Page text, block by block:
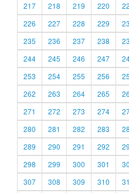
217
218 219 220
226
227 228 229
235
236 237 238
244
245 246 247
253
254 255 256
262
263 264 265
271
272 273 274
280
281 282 283
289
290 291 292
298
299 300 301
307
308 309 310